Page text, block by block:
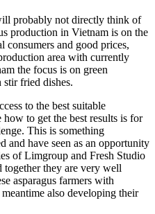
probably not directly think of
production in Vietnam is on the
consumers and good prices,
area with currently
the focus is on green
stir fried dishes.
to the best suitable
to get the best results is for
This is something
and have seen as an opportunity
of Limgroup and Fresh Studio
together they are very well
asparagus farmers with
also developing their